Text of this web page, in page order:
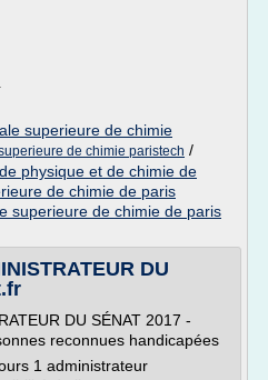
superieure de chimie
de chimie paristech /
physique et de chimie de
de chimie de paris
superieure de chimie de paris
DU
DU SÉNAT 2017 -
reconnues handicapées
1 administrateur